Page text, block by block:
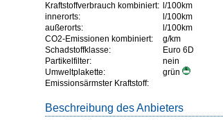
Kraftstoffverbrauch kombiniert: l/100km
innerorts:
l/100km
außerorts:
l/100km
CO2-Emissionen kombiniert:
g/km
Schadstoffklasse:
Euro 6D
Partikelfilter:
nein
Umweltplakette:
grün
Emissionsärmster Kraftstoff:
Beschreibung des Anbieters